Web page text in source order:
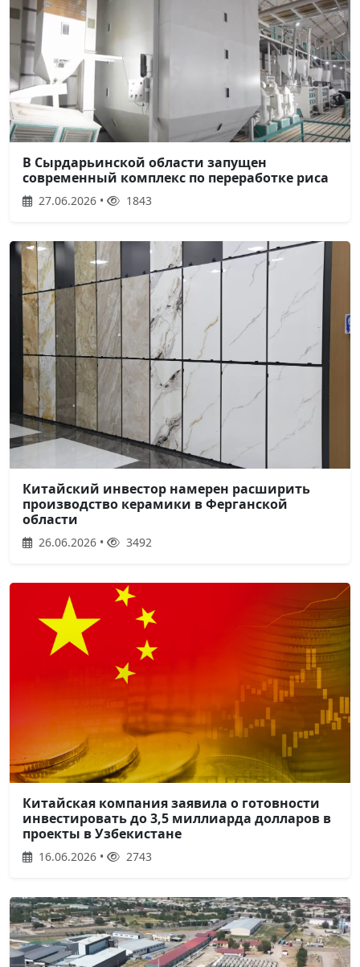
В Сырдарьинской области запущен
современный комплекс по переработке риса
27.06.2026 • 1843
Китайский инвестор намерен расширить
производство керамики в Ферганской
области
26.06.2026 • 3492
Китайская компания заявила о готовности
инвестировать до 3,5 миллиарда долларов в
проекты в Узбекистане
16.06.2026 • 2743